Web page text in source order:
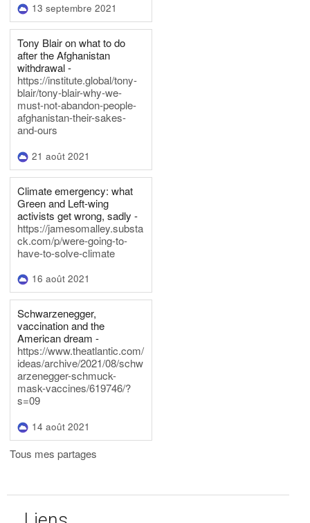
13 septembre 2021
Tony Blair on what to do
after the Afghanistan
withdrawal -
https://institute.global/tony-
blair/tony-blair-why-we-
must-not-abandon-people-
afghanistan-their-sakes-
and-ours
21 août 2021
Climate emergency: what
Green and Left-wing
activists get wrong, sadly -
https://jamesomalley.substa
ck.com/p/were-going-to-
have-to-solve-climate
16 août 2021
Schwarzenegger,
vaccination and the
American dream -
https://www.theatlantic.com/
ideas/archive/2021/08/schw
arzenegger-schmuck-
mask-vaccines/619746/?
s=09
14 août 2021
Tous mes partages